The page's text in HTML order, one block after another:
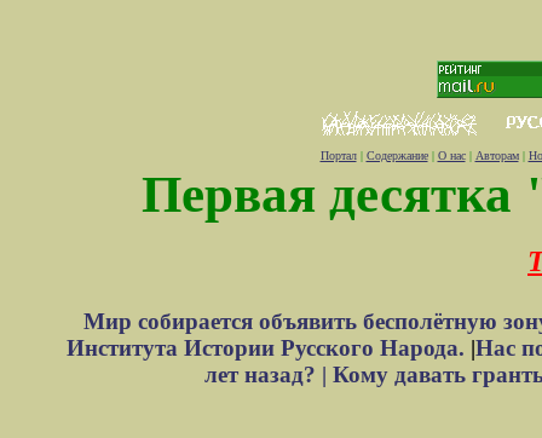
Портал| Содержание| О нас| Авторам|
Первая десятка
Мир собирается объявить бесполётную
Института Истории Русского Народа. |Нас
лет назад? | Кому давать